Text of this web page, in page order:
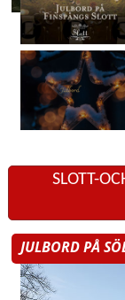
SLOTT-
JULBORD PÅ